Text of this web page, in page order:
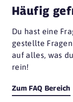
Häufig
Du hast eine
gestellte
auf alles, was
rein!
Zum FAQ Bereich